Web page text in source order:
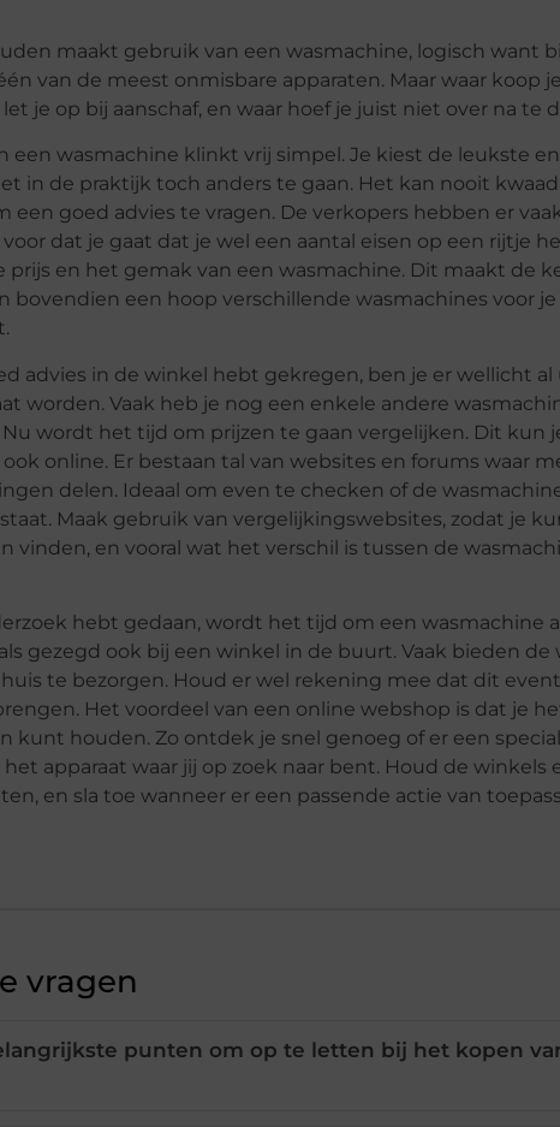
maakt gebruik van een wasmachine, logisch want
van de meest onmisbare apparaten. Maar waar koop je
je op bij aanschaf, en waar hoef je juist niet over na te
een wasmachine klinkt vrij simpel. Je kiest de leukste
in de praktijk toch anders te gaan. Het kan nooit
een goed advies te vragen. De verkopers hebben er
voor dat je gaat dat je wel een aantal eisen op een rijtje
prijs en het gemak van een wasmachine. Dit maakt de
bovendien een hoop verschillende wasmachines voor
advies in de winkel hebt gekregen, ben je er wellicht
worden. Vaak heb je nog een enkele andere
wordt het tijd om prijzen te gaan vergelijken. Dit kun
online. Er bestaan tal van websites en forums waar
delen. Ideaal om even te checken of de
Maak gebruik van vergelijkingswebsites, zodat je
vinden, en vooral wat het verschil is tussen de
hebt gedaan, wordt het tijd om een wasmachine
gezegd ook bij een winkel in de buurt. Vaak bieden de
te bezorgen. Houd er wel rekening mee dat dit
Het voordeel van een online webshop is dat je
kunt houden. Zo ontdek je snel genoeg of er een
apparaat waar jij op zoek naar bent. Houd de winkels
en sla toe wanneer er een passende actie van
vragen
punten om op te letten bij het kopen